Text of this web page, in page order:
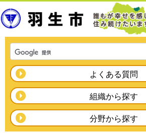
よくある質問
組織から探す
分野から探す